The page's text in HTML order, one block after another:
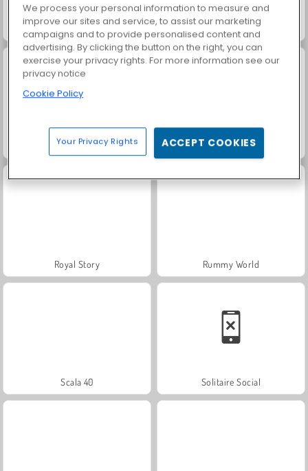
Farm Merge Valley Juice Merge
Grand Mahjong Connect
Royal Story Rummy World
Scala 40 Solitaire Social
We process your personal information to measure and
improve our sites and service, to assist our marketing
campaigns and to provide personalised content and
advertising. By clicking the button on the right, you can
exercise your privacy rights. For more information see our
privacy notice
Cookie Policy
Your Privacy Rights ACCEPT COOKIES